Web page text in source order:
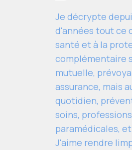
Je décrypte
d'années tout ce
santé et à la
complémentaire
mutuelle,
assurance, mais
quotidien,
soins,
paramédicales,
J'aime rendre